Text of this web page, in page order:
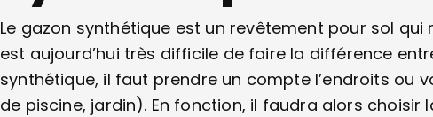
Le gazon synthétique est un revêtement pour sol
est aujourd’hui très difficile de faire la différence
synthétique, il faut prendre un compte l’endroits ou
de piscine, jardin). En fonction, il faudra alors